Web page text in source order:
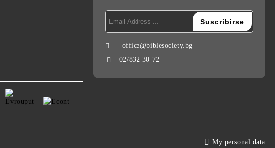
office@biblesociety.bg
02/832 30 72
My personal data